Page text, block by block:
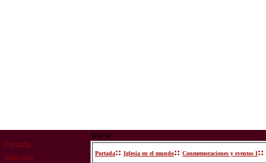
Portada
Vaticano
www
Portada:: Iglesia en el mundo:: Conmemoraciones y eventos I::